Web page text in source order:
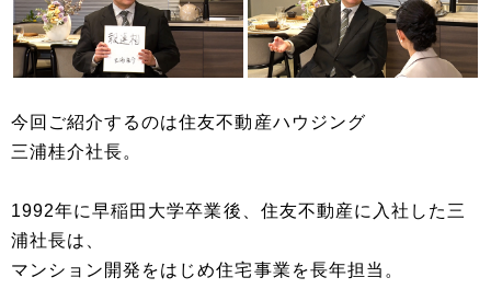
今回ご紹介するのは住友不動産ハウジング
三浦桂介社長。
1992年に早稲田大学卒業後、住友不動産に入社した三
浦社長は、
マンション開発をはじめ住宅事業を長年担当。